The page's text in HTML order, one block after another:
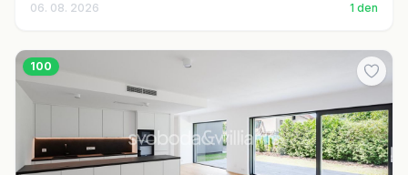
06. 08. 2026
1 den
100